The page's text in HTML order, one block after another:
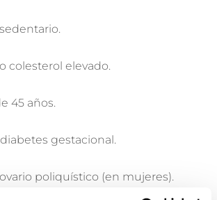
colesterol elevado.
45 años.
gestacional.
poliquístico (en mujeres).